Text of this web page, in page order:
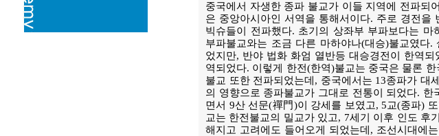
중국에서 자생한 종파 불교가 이들 지역에 전파되
은 중앙아시아인 서역을 통해서이다. 주로 경전
빅슈들이 전파했다. 초기의 상좌부 부파보다는
부파불교와는 조금 다른 마하야나(대승)불교였다
었지만, 반야 법화 화엄 열반등 대승경전이 한역
역되었다. 이렇게 한전(한역)불교는 중국은 물론
불교 또한 전파되었는데, 중국에서는 13종파가 대
의 영향으로 종파불교가 그대로 전통이 되었다.
면서 9산 선문(禪門)이 강세를 보였고, 5교(종파)
교는 한전불교의 밀교가 있고, 7세기 이후 인도 후
해지고 고려에도 들어오게 되었는데, 조선시대에